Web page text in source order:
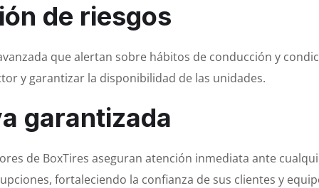
de riesgos
que alertan sobre hábitos de conducción y
y garantizar la disponibilidad de las unidades.
garantizada
de BoxTires aseguran atención inmediata ante
fortaleciendo la confianza de sus clientes y